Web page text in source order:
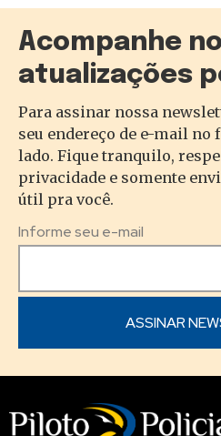
Acompanhe
atualizações
Para assinar nossa
seu endereço de e-mail no
lado. Fique tranquilo,
privacidade e somente
útil pra você.
Informe seu e-mail